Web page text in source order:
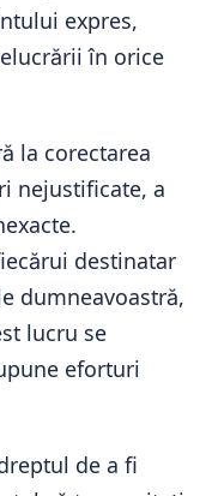
expres,
în orice
la corectarea
nejustificate, a
destinatar
dumneavoastră,
lucru se
eforturi
de a fi